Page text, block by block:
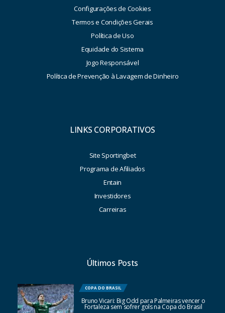
Configurações de Cookies
Termos e Condições Gerais
Política de Uso
Equidade do Sistema
Jogo Responsável
Política de Prevenção à Lavagem de Dinheiro
LINKS CORPORATIVOS
Site Sportingbet
Programa de Afiliados
Entain
Investidores
Carreiras
Últimos Posts
COPA DO BRASIL
Bruno Vicari: Big Odd para Palmeiras vencer o
Fortaleza sem sofrer gols na Copa do Brasil